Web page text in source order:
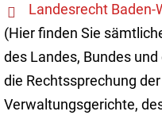
Landesrecht Baden-
(Hier finden Sie
des Landes, Bundes und
die Rechtssprechung der
Verwaltungsgerichte,